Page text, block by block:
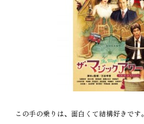
この手の乗りは、面白くて結構好きです。